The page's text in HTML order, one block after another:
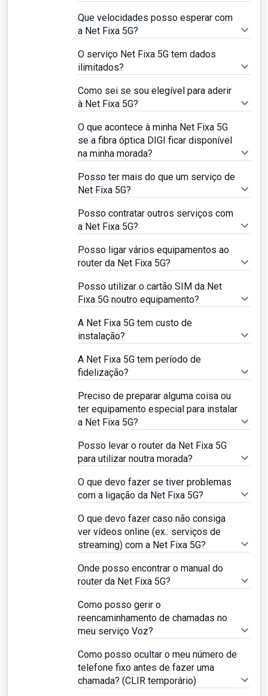
Que velocidades posso esperar com
a Net Fixa 5G?
O serviço Net Fixa 5G tem dados
ilimitados?
Como sei se sou elegível para aderir
à Net Fixa 5G?
O que acontece à minha Net Fixa 5G
se a fibra óptica DIGI ficar disponível
na minha morada?
Posso ter mais do que um serviço de
Net Fixa 5G?
Posso contratar outros serviços com
a Net Fixa 5G?
Posso ligar vários equipamentos ao
router da Net Fixa 5G?
Posso utilizar o cartão SIM da Net
Fixa 5G noutro equipamento?
A Net Fixa 5G tem custo de
instalação?
A Net Fixa 5G tem período de
fidelização?
Preciso de preparar alguma coisa ou
ter equipamento especial para instalar
a Net Fixa 5G?
Posso levar o router da Net Fixa 5G
para utilizar noutra morada?
O que devo fazer se tiver problemas
com a ligação da Net Fixa 5G?
O que devo fazer caso não consiga
ver vídeos online (ex.: serviços de
streaming) com a Net Fixa 5G?
Onde posso encontrar o manual do
router da Net Fixa 5G?
Como posso gerir o
reencaminhamento de chamadas no
meu serviço Voz?
Como posso ocultar o meu número de
telefone fixo antes de fazer uma
chamada? (CLIR temporário)